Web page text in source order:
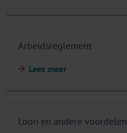
Arbeidsreglement
Lees meer
Loon en andere voordelen